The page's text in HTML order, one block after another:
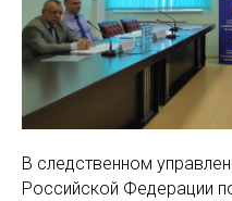
В следственном
Российской Федерации